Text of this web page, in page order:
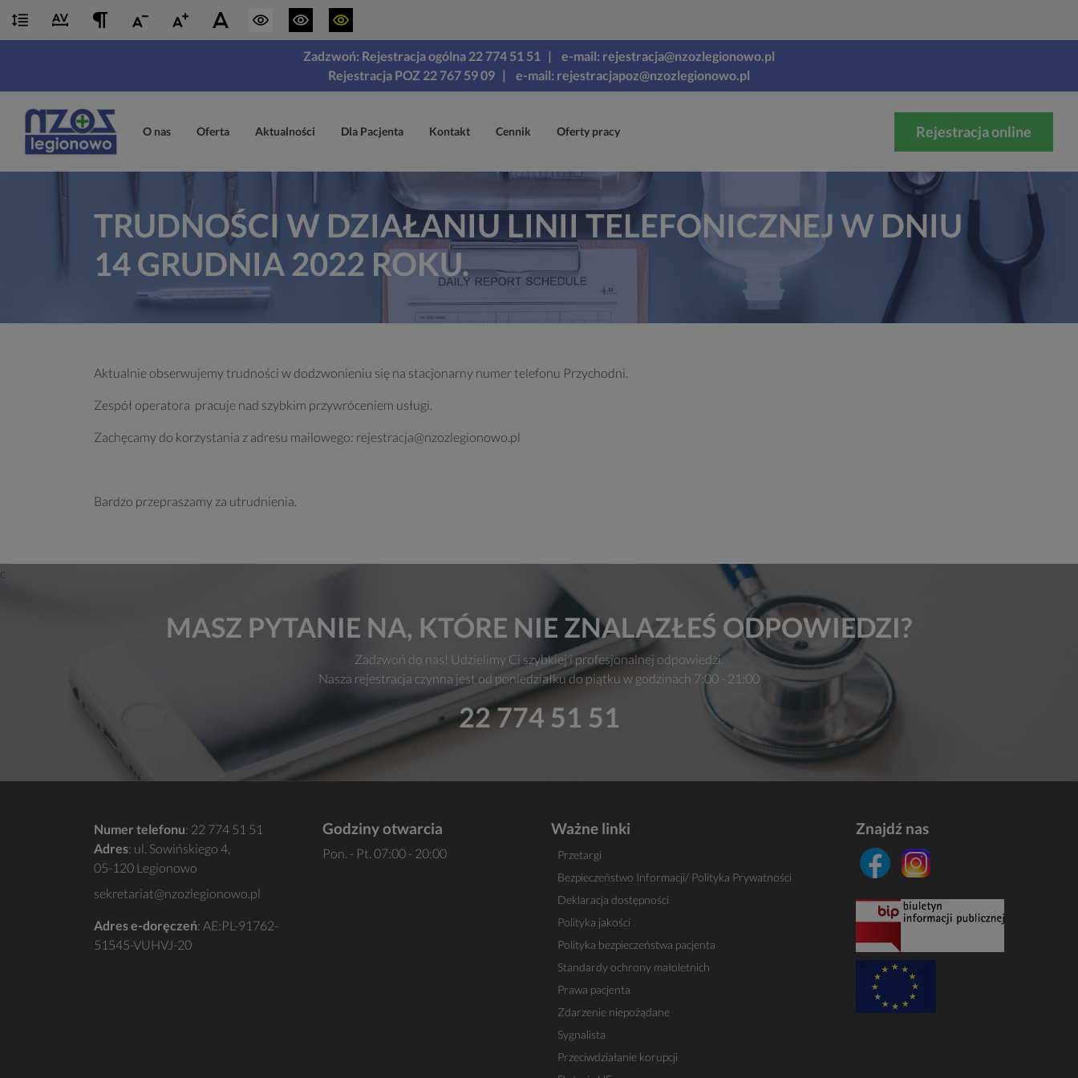
Zadzwoń: Rejestracja ogólna 22 774 51 51 | e-mail: rejestracja@nzozlegionowo.pl
Rejestracja POZ 22 767 59 09 | e-mail: rejestracjapoz@nzozlegionowo.pl
O nas Oferta Aktualności Dla Pacjenta Kontakt Cennik Oferty pracy Rejestracja online
TRUDNOŚCI W DZIAŁANIU LINII TELEFONICZNEJ W DNIU
14 GRUDNIA 2022 ROKU.
Aktualnie obserwujemy trudności w dodzwonieniu się na stacjonarny numer telefonu Przychodni.
Zespół operatora pracuje nad szybkim przywróceniem usługi.
Zachęcamy do korzystania z adresu mailowego: rejestracja@nzozlegionowo.pl
Bardzo przepraszamy za utrudnienia.
MASZ PYTANIE NA, KTÓRE NIE ZNALAZŁEŚ ODPOWIEDZI?
Zadzwoń do nas! Udzielimy Ci szybkiej i profesjonalnej odpowiedzi.
Nasza rejestracja czynna jest od poniedziałku do piątku w godzinach 7:00 - 21:00
22 774 51 51
Numer telefonu: 22 774 51 51
Adres: ul. Sowińskiego 4,
05-120 Legionowo
sekretariat@nzozlegionowo.pl
Adres e-doręczeń: AE:PL-91762-
51545-VUHVJ-20
Godziny otwarcia
Pon. - Pt. 07:00 - 20:00
Ważne linki
Przetargi
Bezpieczeństwo Informacji/ Polityka Prywatności
Deklaracja dostępności
Polityka jakości
Polityka bezpieczeństwa pacjenta
Standardy ochrony małoletnich
Prawa pacjenta
Zdarzenie niepożądane
Sygnalista
Przeciwdziałanie korupcji
Znajdź nas